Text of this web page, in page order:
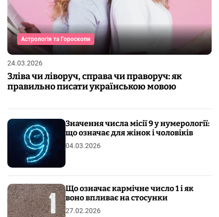
Астрологія та Гороскопи
24.03.2026
Зліва чи ліворуч, справа чи праворуч: як
правильно писати українською мовою
Значення числа місії 9 у нумерології:
що означає для жінок і чоловіків
04.03.2026
Що означає кармічне число 1 і як
воно впливає на стосунки
27.02.2026